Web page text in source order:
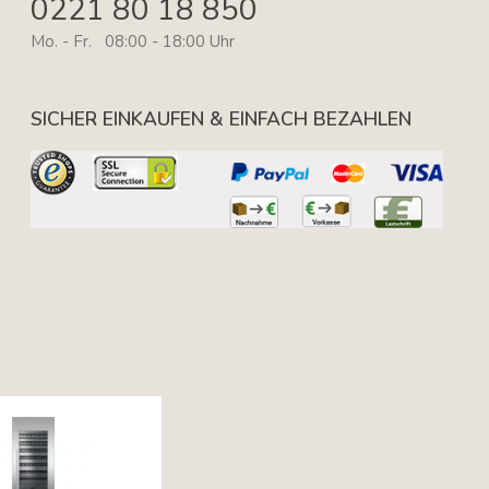
0221 80 18 850
Mo. - Fr. 08:00 - 18:00 Uhr
SICHER EINKAUFEN & EINFACH BEZAHLEN